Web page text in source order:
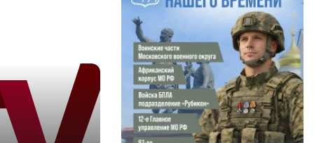
Опасное сливочное масло обнаружили в
Нижегородской области
17:00
АО «Транснефть – Верхняя Волга»
удостоено Благодарности Президента
России
16:59